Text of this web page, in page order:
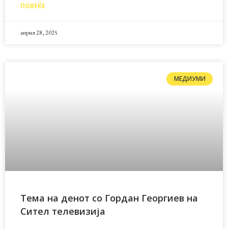
ПОВЕЌЕ
април 28, 2025
МЕДИУМИ
Тема на денот со Гордан Георгиев на
Сител телевизија